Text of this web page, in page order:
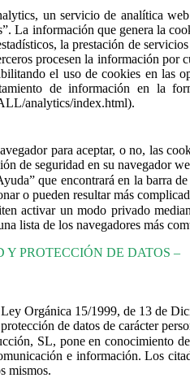
un servicio de analítica
La información que genera la
la prestación de
procesen la información por
el uso de cookies en las
de información en la
analytics/index.html).
para aceptar, o no, las
de seguridad en su navegador
que encontrará en la barra
o pueden resultar más
activar un modo privado
lista de los navegadores más
PROTECCIÓN DE DATOS –
Orgánica 15/1999, de 13 de
de datos de carácter
SL, pone en conocimiento
e información. Los
mismos.